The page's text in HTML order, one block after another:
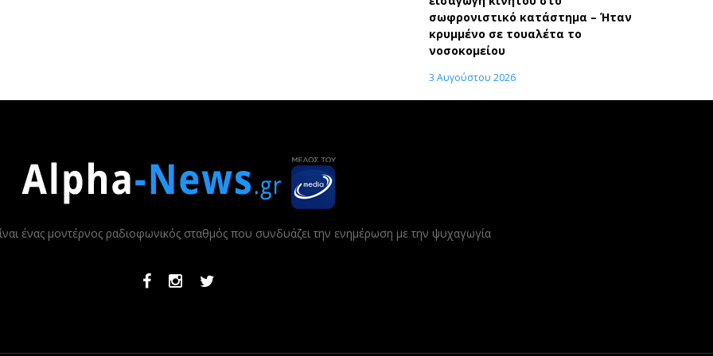
σωφρονιστικό κατάστημα – Ήταν
κρυμμένο σε τουαλέτα το
νοσοκομείου
3 Αυγούστου 2026
ένας μοντέρνος ραδιοφωνικός σταθμός που συνδυάζει την ενημέρωση με την ψυχαγωγία
FacebookInstagramTwitter